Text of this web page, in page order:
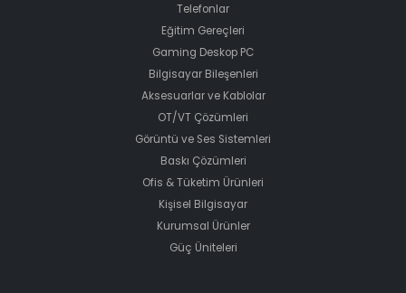
Telefonlar
Eğitim Gereçleri
Gaming Deskop PC
Bilgisayar Bileşenleri
Aksesuarlar ve Kablolar
OT/VT Çözümleri
Görüntü ve Ses Sistemleri
Baskı Çözümleri
Ofis & Tüketim Ürünleri
Kişisel Bilgisayar
Kurumsal Ürünler
Güç Üniteleri